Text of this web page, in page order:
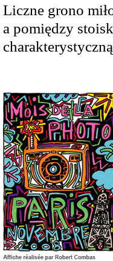
Liczne grono
a pomiędzy